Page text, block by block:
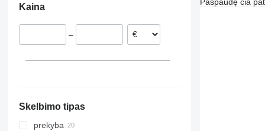
Rumunija
Latvija
Kaina
–
Skelbimo tipas
prekyba